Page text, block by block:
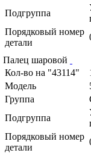
Подгруппа
Порядковый номер
детали
Палец шаровой
Кол-во на "43114"
Модель
Группа
Подгруппа
Порядковый номер
детали